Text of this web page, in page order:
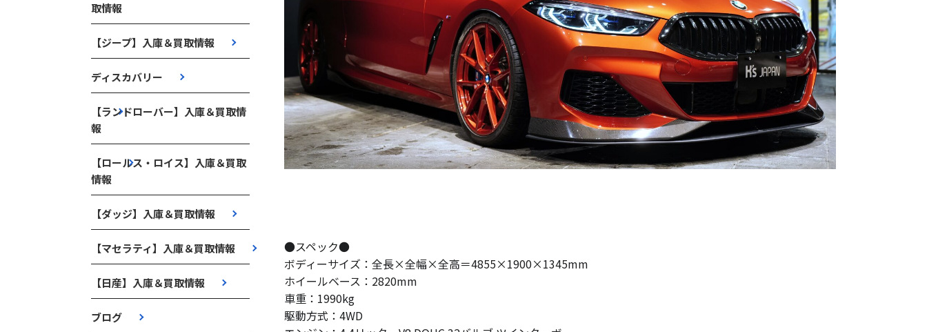
取情報
【ジープ】入庫＆買取情報
ディスカバリー
【ランドローバー】入庫＆買取情
報
【ロールス・ロイス】入庫＆買取
情報
【ダッジ】入庫＆買取情報
【マセラティ】入庫＆買取情報
【日産】入庫＆買取情報
ブログ
●スペック●
ボディーサイズ：全長×全幅×全高＝4855×1900×1345mm
ホイールベース：2820mm
車重：1990kg
駆動方式：4WD